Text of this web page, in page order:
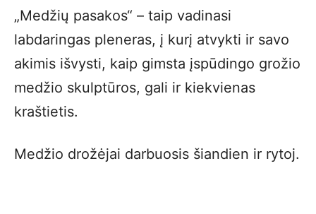
„Medžių pasakos“ – taip vadinasi
labdaringas pleneras, į kurį atvykti ir savo
akimis išvysti, kaip gimsta įspūdingo grožio
medžio skulptūros, gali ir kiekvienas
kraštietis.
Medžio drožėjai darbuosis šiandien ir rytoj.